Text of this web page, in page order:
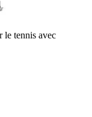
le tennis avec